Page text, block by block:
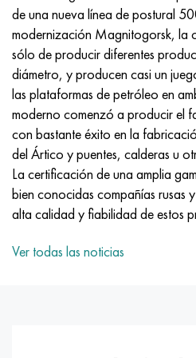
de una nueva línea de postural
modernización Magnitogorsk, la
sólo de producir diferentes
diámetro, y producen casi un
las plataformas de petróleo en
moderno comenzó a producir el
con bastante éxito en la
del Ártico y puentes, calderas u
La certificación de una amplia
bien conocidas compañías rusas
alta calidad y fiabilidad de estos
Ver todas las noticias
Incotherm
incotest
Jette M152
Cobalto 6B
maraging 250
René 41
Maraging 300
47ND
47НХР
49KF
49K2F, 49K2FA-VI
Aleación 50N
Aleación 50NP
50NHS
HN62VMYUT
HN62MVKYU
HN63MB
XN65VM
KhN65VMTYu
KhN67MVTYu
KhN68VKTYU
VT-35
PT-1M
PT-3V
PT-7M
2B
SPT-2 sv
A LAS 3
1.4466 - AISI 310MoLn
Aleación Al6xn
15-7Ph® - 1.4532
PH 13-8 meses - 1.4534
1.4542 - 17-4Ph®
Custom 455® - 1.4543 - uns
1.4545 - 15-5Ph®
10X17H13M3T
10X18N18Yu4D
11X11N2V2MF
12Х18Н9Т
13X11N2V2MF
15x11mf
15х12vnmf
2,0872, CuNi10Fe1Mn,
Bronce aluminio silicio
CW301G, C64200
bronce de silicio
C65500, CuAl11Fe3
C65620, CuSi3Fe2Zn3
C65100, CuSi1.5
latón rojo
C84400, CuSn2ZnPb
C83600, CuSn5ZnPb
45G2, 45g2, AISI 1144
Aleación de acero estructural
10g2, 10g2, AISI 1513
12X2H4A, 15NiCr13, 1.5752
AC14, 11SMnPb30
20G, 20mn5
20XH3A, AISI 4320, 20hn3a
Р6М5, 1.3343, hs6-5-2, sw7m
Р6М5К5, 1.3243, hs6-5-2-5
R6M5F3, 1.3344, hs6-5-3
9М4К8,1.3207
R12F3, 1.3318, sw12
P18, 1,3355, hs18-0-1, sw18
Acero carbono